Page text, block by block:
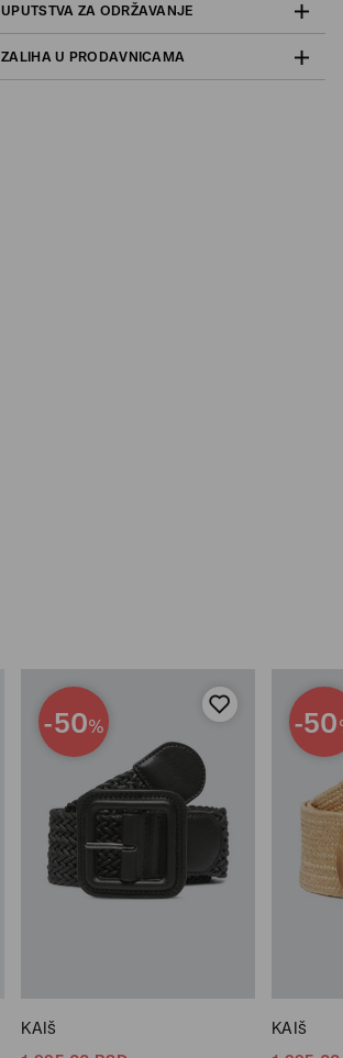
UPUTSTVA ZA ODRŽAVANJE
ZALIHA U PRODAVNICAMA
-50%
KAIš
-50
KAIš